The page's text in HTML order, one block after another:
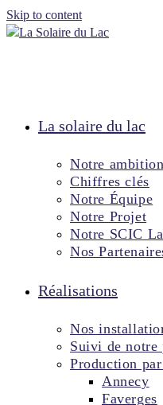
Skip to content
La solaire du lac
Notre ambition
Chiffres clés
Notre Équipe
Notre Projet
Notre SCIC
Nos
Réalisations
Nos
Suivi de notre
Production
Annecy
Faverges